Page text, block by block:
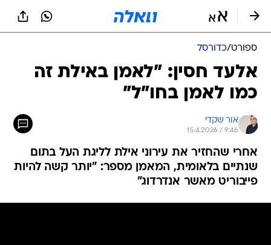
ספורט/כדורסל
אלעד חסין: "לאמן באילת זה
כמו לאמן בחו"ל"
אור שקדי
15.4.2026 / 9:46
אחרי שהחזיר את עירוני אילת לליגת העל בתום
שנתיים בלאומית, המאמן מספר: "יותר קשה להיות
פייבוריט מאשר אנדרדוג"